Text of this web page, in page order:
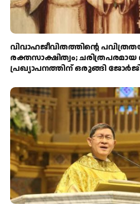
വിവാഹജീവിതത്തിന്റെ
രക്തസാക്ഷിത്വം; ചരിത്രപരമായ
പ്രഖ്യാപനത്തിന് ഒരുങ്ങി